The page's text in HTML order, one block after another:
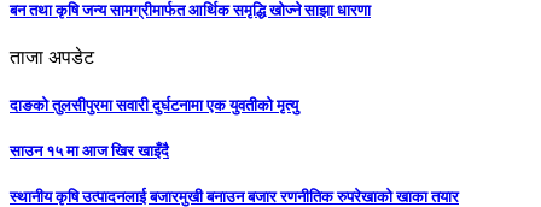
बन तथा कृषि जन्य सामग्रीमार्फत आर्थिक समृद्धि खोज्ने साझा धारणा
ताजा अपडेट
दाङको तुलसीपुरमा सवारी दुर्घटनामा एक युवतीको मृत्यु
साउन १५ मा आज खिर खाइँदै
स्थानीय कृषि उत्पादनलाई बजारमुखी बनाउन बजार रणनीतिक रुपरेखाको खाका तयार